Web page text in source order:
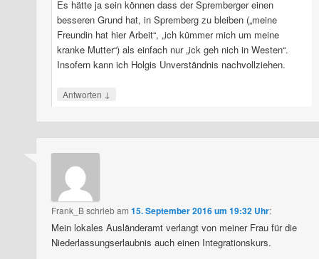
Es hätte ja sein können dass der Spremberger einen
besseren Grund hat, in Spremberg zu bleiben („meine
Freundin hat hier Arbeit“, „ich kümmer mich um meine
kranke Mutter“) als einfach nur „ick geh nich in Westen“.
Insofern kann ich Holgis Unverständnis nachvollziehen.
Antworten ↓
Frank_Bschriebam15. September 2016 um 19:32 Uhr:
Mein lokales Ausländeramt verlangt von meiner Frau für die
Niederlassungserlaubnis auch einen Integrationskurs.